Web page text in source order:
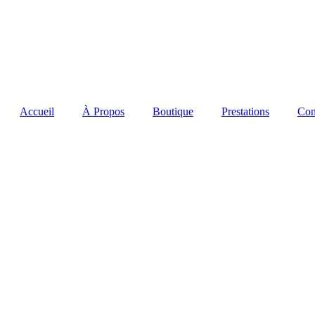
Accueil À Propos Boutique Prestations